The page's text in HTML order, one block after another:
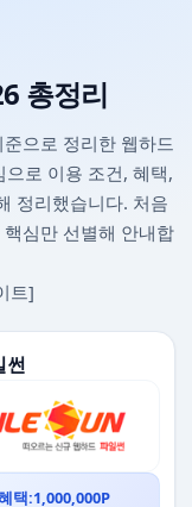
총정리
으로 정리한 웹하드
로 이용 조건, 혜택,
정리했습니다. 처음
심만 선별해 안내합
트]
썬
택:1,000,000P